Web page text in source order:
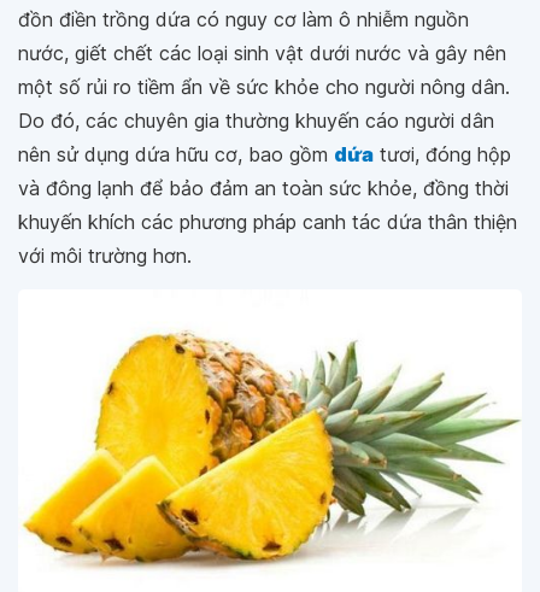
đồn điền trồng dứa có nguy cơ làm ô nhiễm nguồn
nước, giết chết các loại sinh vật dưới nước và gây nên
một số rủi ro tiềm ẩn về sức khỏe cho người nông dân.
Do đó, các chuyên gia thường khuyến cáo người dân
nên sử dụng dứa hữu cơ, bao gồm dứa tươi, đóng hộp
và đông lạnh để bảo đảm an toàn sức khỏe, đồng thời
khuyến khích các phương pháp canh tác dứa thân thiện
với môi trường hơn.